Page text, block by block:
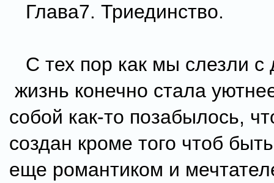
Глава7. Триединство.
С тех пор как мы слезли с
жизнь конечно стала
собой как-то позабылось,
создан кроме того чтоб
еще романтиком и